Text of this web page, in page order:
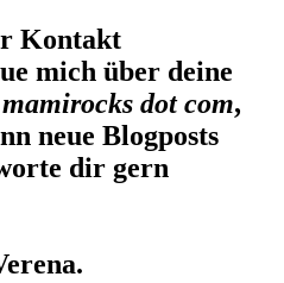
Kontakt
mich über deine
dot com,
neue Blogposts
dir gern